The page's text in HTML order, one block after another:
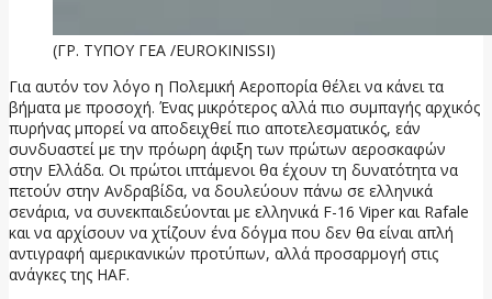
(ΓΡ. ΤΥΠΟΥ ΓΕΑ /EUROKINISSI)
Για αυτόν τον λόγο η Πολεμική Αεροπορία θέλει να κάνει τα
βήματα με προσοχή. Ένας μικρότερος αλλά πιο συμπαγής αρχικός
πυρήνας μπορεί να αποδειχθεί πιο αποτελεσματικός, εάν
συνδυαστεί με την πρόωρη άφιξη των πρώτων αεροσκαφών
στην Ελλάδα. Οι πρώτοι ιπτάμενοι θα έχουν τη δυνατότητα να
πετούν στην Ανδραβίδα, να δουλεύουν πάνω σε ελληνικά
σενάρια, να συνεκπαιδεύονται με ελληνικά F-16 Viper και Rafale
και να αρχίσουν να χτίζουν ένα δόγμα που δεν θα είναι απλή
αντιγραφή αμερικανικών προτύπων, αλλά προσαρμογή στις
ανάγκες της HAF.